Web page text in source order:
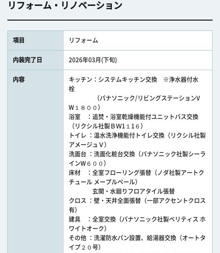
リフォーム・リノベーション
項目 リフォーム
内装完了日 2026年03月(下旬)
内容
キッチン：システムキッチン交換 ※浄水器付水
栓
（パナソニック/リビングステーションV
W１８００）
浴室 ：追焚・浴室乾燥機能付ユニットバス交換
（リクシル社製ＢＷ1１1６）
トイレ ：温水洗浄機能付トイレ交換（リクシル社製
アメージュＶ）
洗面台 ：洗面化粧台交換（パナソニック社製シーラ
インW６００）
床材 ：全室フローリング張替（ノダ社製アートク
チュール メープルペール）
玄関・水廻りフロアタイル張替
クロス ：壁・天井全面張替（一部アクセントクロス
有）
建具 ：全室交換（パナソニック社製ベリティス ホ
ワイトオーク）
その他 ：洗濯防水パン設置、給湯器交換（オートタ
イプ２０号）